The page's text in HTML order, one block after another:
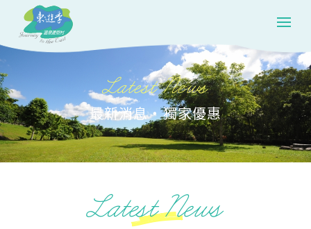
Latest News
最新消息‧獨家優惠
Latest News